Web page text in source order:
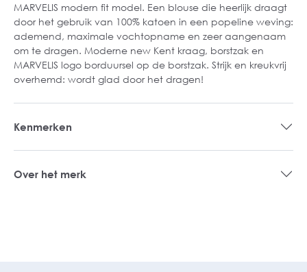
MARVELIS modern fit model. Een blouse die heerlijk draagt
door het gebruik van 100% katoen in een popeline weving:
ademend, maximale vochtopname en zeer aangenaam
om te dragen. Moderne new Kent kraag, borstzak en
MARVELIS logo borduursel op de borstzak. Strijk en kreukvrij
overhemd: wordt glad door het dragen!
Kenmerken
Over het merk